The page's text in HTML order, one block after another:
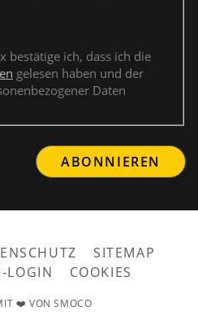
bestätige ich, dass ich die
gelesen haben und der
Daten
SITEMAP
LOGIN
COOKIES
❤️ VON SMOCO